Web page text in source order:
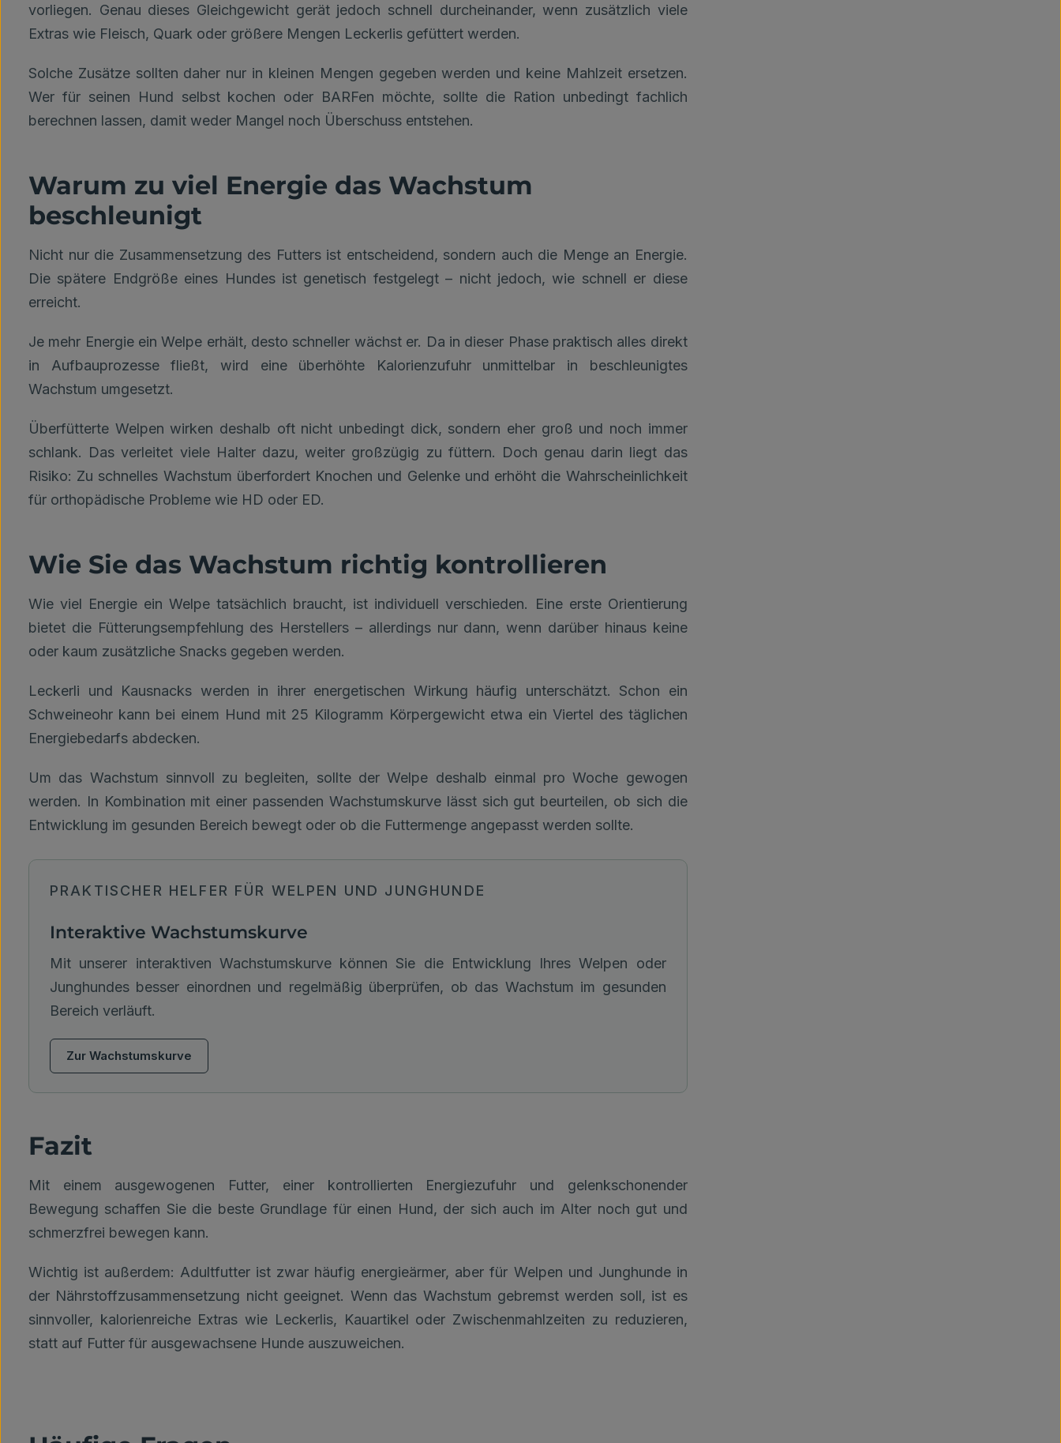
vorliegen. Genau dieses Gleichgewicht gerät jedoch schnell durcheinander, wenn zusätzlich viele
Extras wie Fleisch, Quark oder größere Mengen Leckerlis gefüttert werden.
Solche Zusätze sollten daher nur in kleinen Mengen gegeben werden und keine Mahlzeit ersetzen.
Wer für seinen Hund selbst kochen oder BARFen möchte, sollte die Ration unbedingt fachlich
berechnen lassen, damit weder Mangel noch Überschuss entstehen.
Warum zu viel Energie das Wachstum
beschleunigt
Nicht nur die Zusammensetzung des Futters ist entscheidend, sondern auch die Menge an Energie.
Die spätere Endgröße eines Hundes ist genetisch festgelegt – nicht jedoch, wie schnell er diese
erreicht.
Je mehr Energie ein Welpe erhält, desto schneller wächst er. Da in dieser Phase praktisch alles direkt
in Aufbauprozesse fließt, wird eine überhöhte Kalorienzufuhr unmittelbar in beschleunigtes
Wachstum umgesetzt.
Überfütterte Welpen wirken deshalb oft nicht unbedingt dick, sondern eher groß und noch immer
schlank. Das verleitet viele Halter dazu, weiter großzügig zu füttern. Doch genau darin liegt das
Risiko: Zu schnelles Wachstum überfordert Knochen und Gelenke und erhöht die Wahrscheinlichkeit
für orthopädische Probleme wie HD oder ED.
Wie Sie das Wachstum richtig kontrollieren
Wie viel Energie ein Welpe tatsächlich braucht, ist individuell verschieden. Eine erste Orientierung
bietet die Fütterungsempfehlung des Herstellers – allerdings nur dann, wenn darüber hinaus keine
oder kaum zusätzliche Snacks gegeben werden.
Leckerli und Kausnacks werden in ihrer energetischen Wirkung häufig unterschätzt. Schon ein
Schweineohr kann bei einem Hund mit 25 Kilogramm Körpergewicht etwa ein Viertel des täglichen
Energiebedarfs abdecken.
Um das Wachstum sinnvoll zu begleiten, sollte der Welpe deshalb einmal pro Woche gewogen
werden. In Kombination mit einer passenden Wachstumskurve lässt sich gut beurteilen, ob sich die
Entwicklung im gesunden Bereich bewegt oder ob die Futtermenge angepasst werden sollte.
PRAKTISCHER HELFER FÜR WELPEN UND JUNGHUNDE
Interaktive Wachstumskurve
Mit unserer interaktiven Wachstumskurve können Sie die Entwicklung Ihres Welpen oder
Junghundes besser einordnen und regelmäßig überprüfen, ob das Wachstum im gesunden
Bereich verläuft.
Zur Wachstumskurve
Fazit
Mit einem ausgewogenen Futter, einer kontrollierten Energiezufuhr und gelenkschonender
Bewegung schaffen Sie die beste Grundlage für einen Hund, der sich auch im Alter noch gut und
schmerzfrei bewegen kann.
Wichtig ist außerdem: Adultfutter ist zwar häufig energieärmer, aber für Welpen und Junghunde in
der Nährstoffzusammensetzung nicht geeignet. Wenn das Wachstum gebremst werden soll, ist es
sinnvoller, kalorienreiche Extras wie Leckerlis, Kauartikel oder Zwischenmahlzeiten zu reduzieren,
statt auf Futter für ausgewachsene Hunde auszuweichen.